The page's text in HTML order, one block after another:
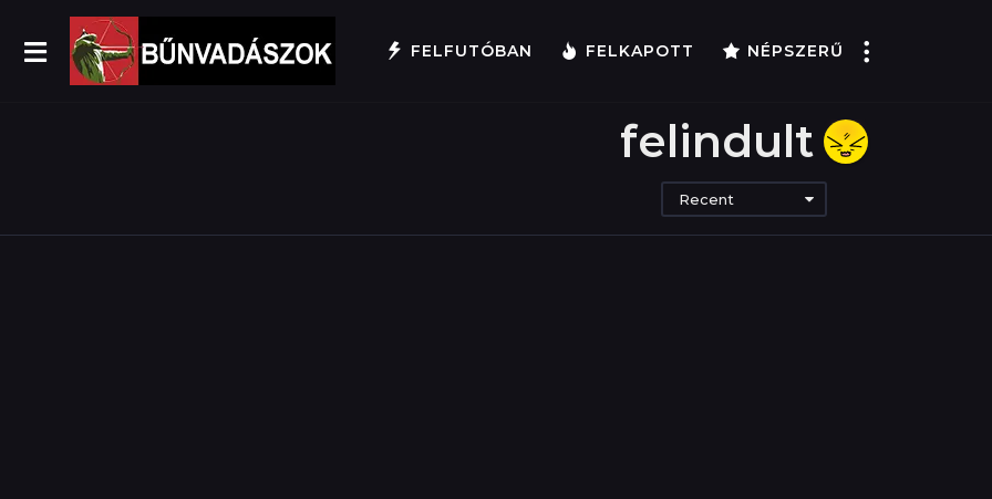
FELFUTÓBAN FELKAPOTT NÉPSZERŰ
felindult
Recent